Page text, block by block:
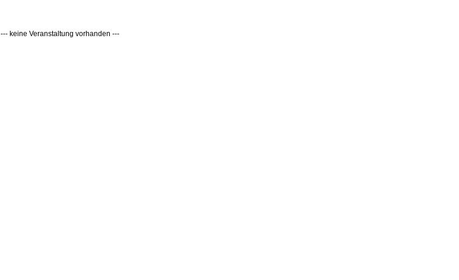
--- keine Veranstaltung vorhanden ---